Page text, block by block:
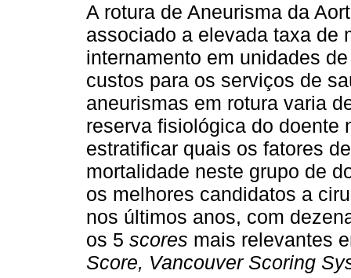
A rotura de Aneurisma da
associado a elevada taxa de
internamento em unidades
custos para os serviços de
aneurismas em rotura varia
reserva fisiológica do doente
estratificar quais os fatores
mortalidade neste grupo de
os melhores candidatos a
nos últimos anos, com
os 5 scores mais relevantes
Score, Vancouver Scoring